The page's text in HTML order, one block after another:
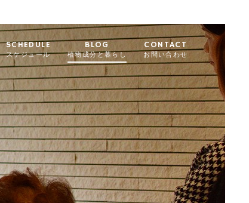
SCHEDULE
スケジュール
BLOG
植物成分と暮らし
CONTACT
お問い合わせ